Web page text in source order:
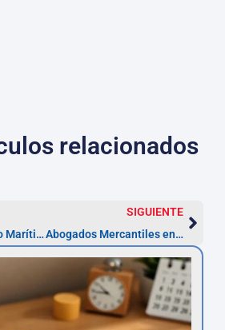
relacionados
Abogados Derecho Marítimo La Laguna — Reclamaciones en 1 año
SIGUIENTE
Abogados Mercantiles en La Laguna — Reclama en 5 años